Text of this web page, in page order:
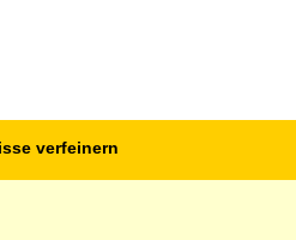
verfeinern